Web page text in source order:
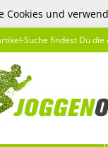
Cookies und
Suche findest Du